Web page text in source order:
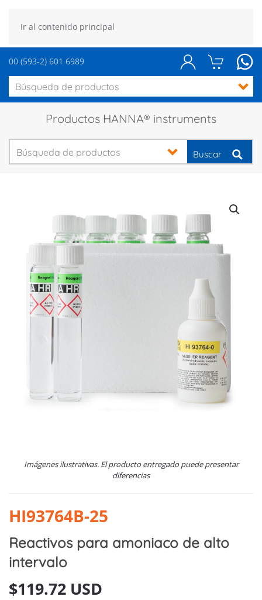
Ir al contenido principal
00 (593-2) 601 6989
Productos HANNA® instruments
Buscar
Imágenes ilustrativas. El producto entregado puede presentar
diferencias
HI93764B-25
Reactivos para amoniaco de alto
intervalo
$119.72 USD